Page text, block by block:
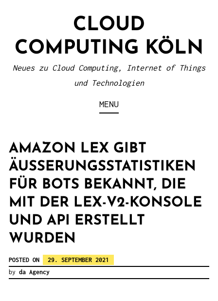
CLOUD
COMPUTING KÖLN
Neues zu Cloud Computing, Internet of Things
und Technologien
MENU
AMAZON LEX GIBT
ÄUSSERUNGSSTATISTIKEN F
ÜR BOTS BEKANNT, DIE M
IT DER LEX-V2-KONSOLE U
ND API ERSTELLT W
URDEN
POSTED ON
29. SEPTEMBER 2021
by da Agency